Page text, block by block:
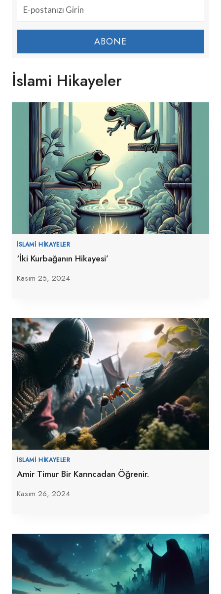
ABONE
İslami Hikayeler
İSLAMI HIKAYELER
‘İki Kurbağanın Hikayesi’
Kasım 25, 2024
İSLAMI HIKAYELER
Amir Timur Bir Karıncadan Öğrenir.
Kasım 26, 2024